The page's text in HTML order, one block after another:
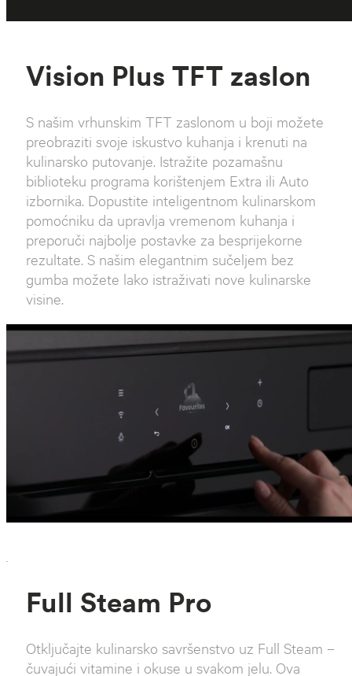
Vision Plus TFT zaslon
S našim vrhunskim TFT zaslonom u boji možete
preobraziti svoje iskustvo kuhanja i krenuti na
kulinarsko putovanje. Istražite pozamašnu
biblioteku programa korištenjem Extra ili Auto
izbornika. Dopustite inteligentnom kulinarskom
pomoćniku da upravlja vremenom kuhanja i
preporuči najbolje postavke za besprijekorne
rezultate. S našim elegantnim sučeljem bez
gumba možete lako istraživati ​​nove kulinarske
visine.
`
Full Steam Pro
Otključajte kulinarsko savršenstvo uz Full Steam –
čuvajući vitamine i okuse u svakom jelu. Ova